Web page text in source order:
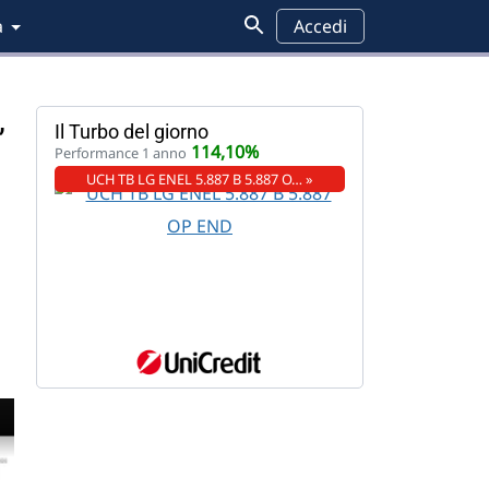
Accedi
Il Turbo del giorno
Performance 1 anno 114,10%
UCH TB LG ENEL 5.887 B 5.887 O… »